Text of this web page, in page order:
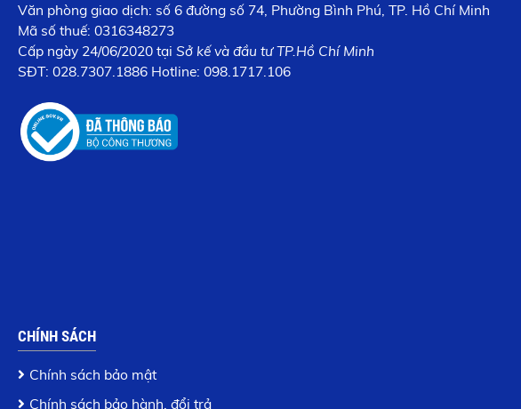
Văn phòng giao dịch: số 6 đường số 74, Phường Bình Phú, TP. Hồ Chí Minh
Mã số thuế: 0316348273
Cấp ngày 24/06/2020 tại Sở kế và đầu tư TP.Hồ Chí Minh
SĐT: 028.7307.1886 Hotline: 098.1717.106
CHÍNH SÁCH
Chính sách bảo mật
Chính sách bảo hành, đổi trả